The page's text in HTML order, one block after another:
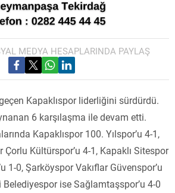
MEDYA HESAPLARINDA PAYLAŞ
Kapaklıspor liderliğini sürdürdü.
6 karşılaşma ile devam etti.
Kapaklıspor 100. Yılspor’u 4-1,
Çorlu Kültürspor’u 4-1, Kapaklı Sitespor
1-0, Şarköyspor Vakıflar Güvenspor’u
ise Sağlamtaşspor’u 4-0